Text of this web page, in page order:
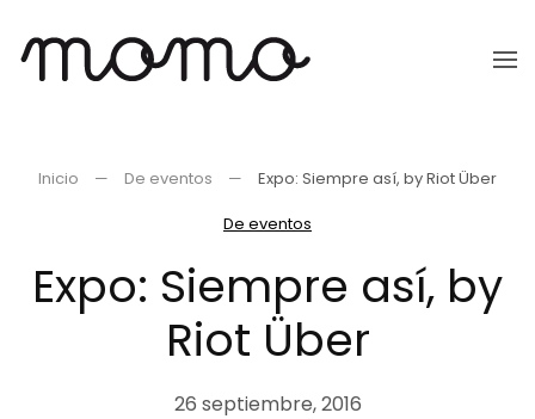
Ir
Inicio De eventos
Expo: Siempre así, by Riot Über
De eventos
Expo: Siempre así, by
Riot Über
26 septiembre, 2016